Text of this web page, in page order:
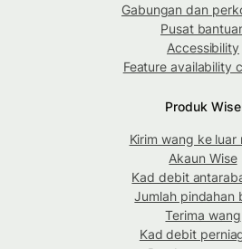
Gabungan dan
Pusat
Accessibility
Feature availability
Produk Wise
Kirim wang ke luar
Akaun Wise
Kad debit
Jumlah pindahan
Terima wang
Kad debit